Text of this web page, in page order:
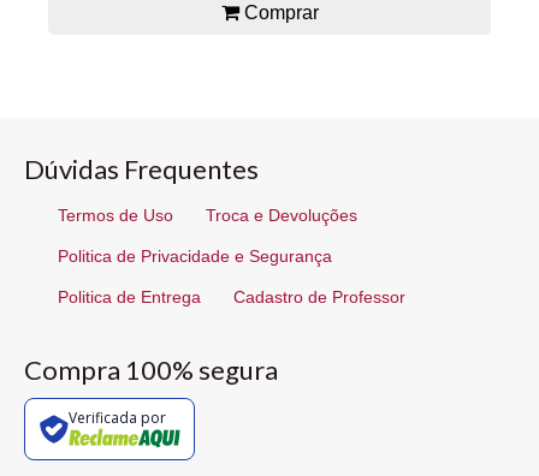
Comprar
Dúvidas Frequentes
Termos de Uso Troca e Devoluções
Politica de Privacidade e Segurança
Politica de Entrega Cadastro de Professor
Compra 100% segura
Verificada por